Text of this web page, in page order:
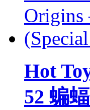
Hot
52 蝙